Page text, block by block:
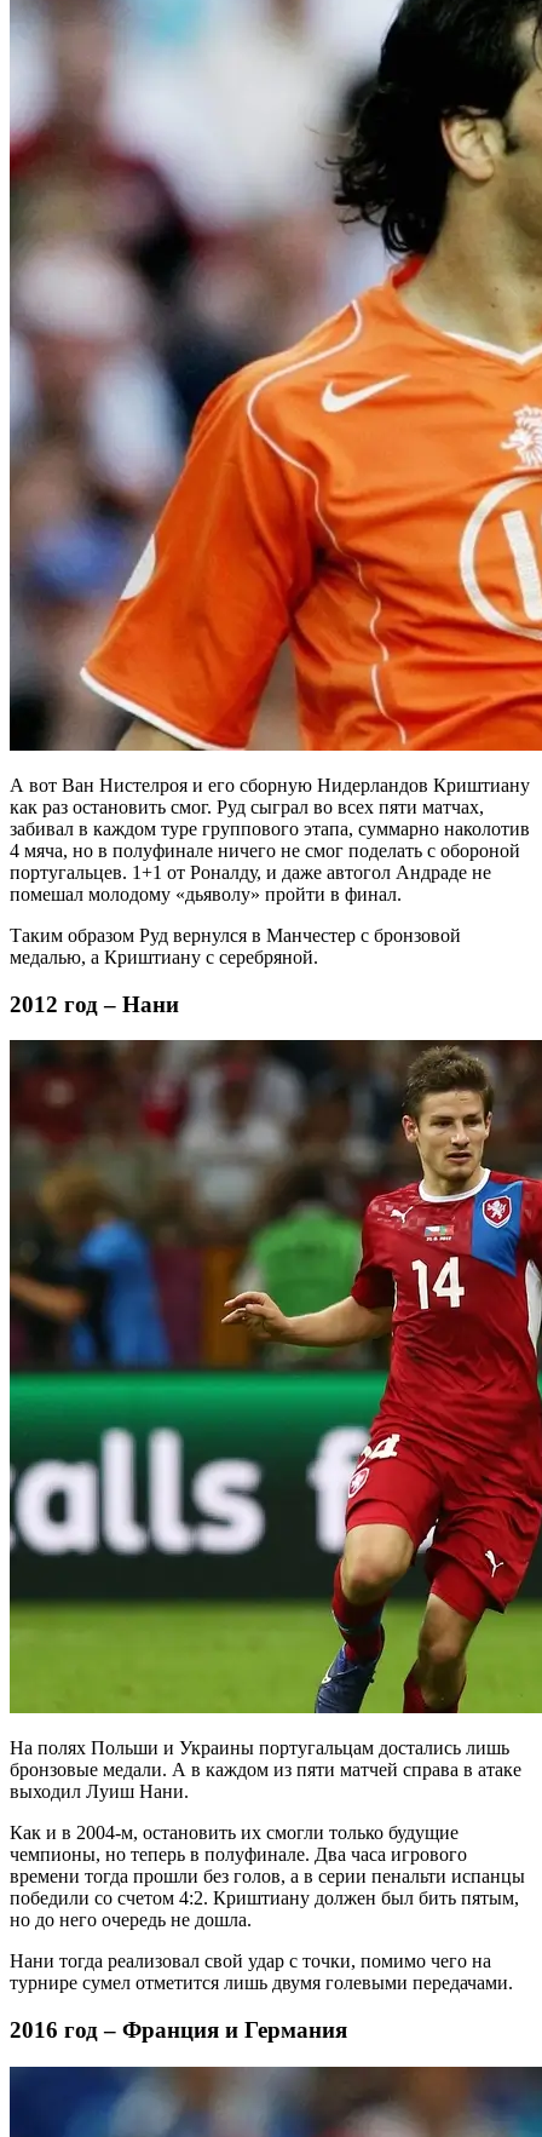
А вот Ван Нистелроя и его сборную Нидерландов Криштиану
как раз остановить смог. Руд сыграл во всех пяти матчах,
забивал в каждом туре группового этапа, суммарно наколотив
4 мяча, но в полуфинале ничего не смог поделать с обороной
португальцев. 1+1 от Роналду, и даже автогол Андраде не
помешал молодому «дьяволу» пройти в финал.
Таким образом Руд вернулся в Манчестер с бронзовой
медалью, а Криштиану с серебряной.
2012 год – Нани
На полях Польши и Украины португальцам достались лишь
бронзовые медали. А в каждом из пяти матчей справа в атаке
выходил Луиш Нани.
Как и в 2004-м, остановить их смогли только будущие
чемпионы, но теперь в полуфинале. Два часа игрового
времени тогда прошли без голов, а в серии пенальти испанцы
победили со счетом 4:2. Криштиану должен был бить пятым,
но до него очередь не дошла.
Нани тогда реализовал свой удар с точки, помимо чего на
турнире сумел отметится лишь двумя голевыми передачами.
2016 год – Франция и Германия